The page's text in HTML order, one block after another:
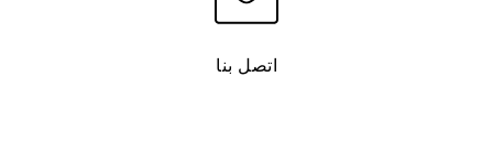
اتصل بنا